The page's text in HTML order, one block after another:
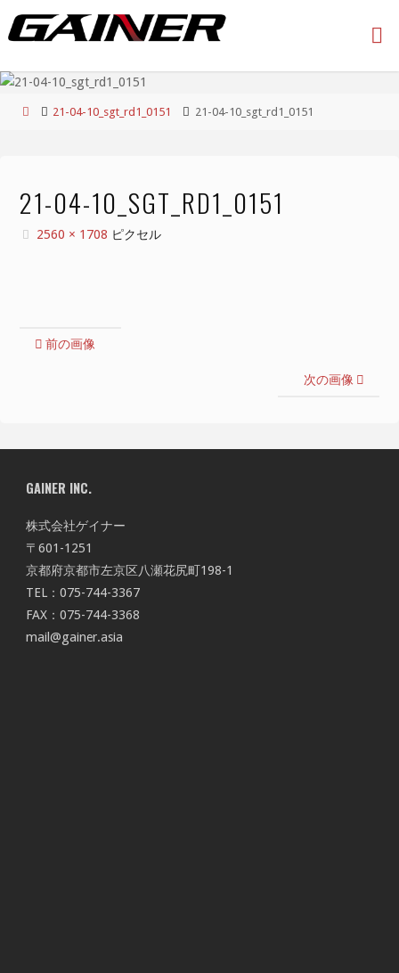
ン
ン
ホ
21-04-10_sgt_rd1_0151 21-04-10_sgt_rd1_0151
21-04-10_SGT_RD1_0151
フ
2560 × 1708 ピクセル
前の画像
次の画像
GAINER INC.
株式会社ゲイナー
〒601-1251
京都府京都市左京区八瀬花尻町198-1
TEL：075-744-3367
FAX：075-744-3368
mail@gainer.asia